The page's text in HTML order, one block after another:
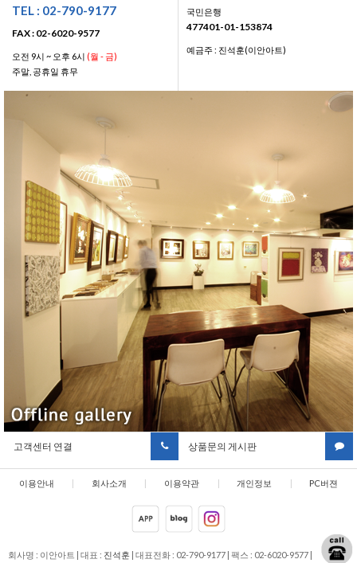
TEL : 02-790-9177
FAX : 02-6020-9577
오전 9시 ~ 오후 6시 (월 - 금)
주말, 공휴일 휴무
국민은행
477401-01-153874
예금주 : 진석훈(이안아트)
고객센터 연결 상품문의 게시판
이용안내 | 회사소개 | 이용약관 | 개인정보 | PC버젼
회사명 : 이안아트 | 대표 : 진석훈 | 대표전화 : 02-790-9177 | 팩스 : 02-6020-9577 |